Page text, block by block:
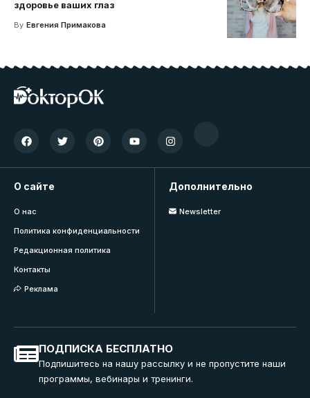
здоровье ваших глаз
By Евгения Примакова
О сайте
О нас
Политика конфиденциальности
Редакционная политика
Контакты
Реклама
Дополнительно
Newsletter
ПОДПИСКА БЕСПЛАТНО
Подпишитесь на нашу рассылку и не пропустите наши
программы, вебинары и тренинги.